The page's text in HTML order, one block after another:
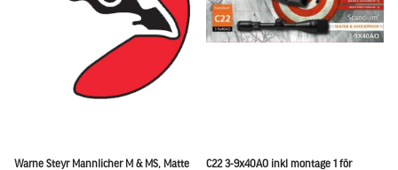
Warne Steyr Mannlicher M & MS, Matte
C22 3-9x40AO inkl montage 1 för